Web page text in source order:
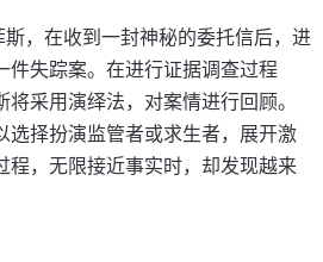
，在收到一封神秘的委托信后，进
件失踪案。在进行证据调查过程
采用演绎法，对案情进行回顾。
选择扮演监管者或求生者，展开激
程，无限接近事实时，却发现越来